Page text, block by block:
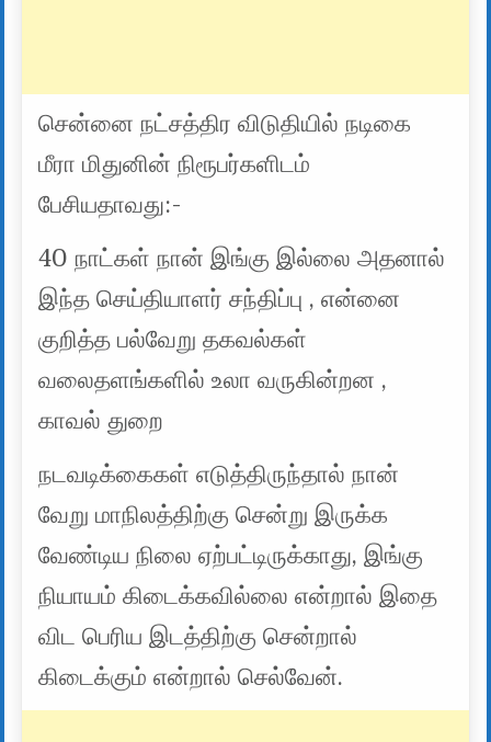
சென்னை நட்சத்திர விடுதியில் நடிகை
மீரா மிதுனின் நிரூபர்களிடம்
பேசியதாவது:-
40 நாட்கள் நான் இங்கு இல்லை அதனால்
இந்த செய்தியாளர் சந்திப்பு , என்னை
குறித்த பல்வேறு தகவல்கள்
வலைதளங்களில் உலா வருகின்றன ,
காவல் துறை
நடவடிக்கைகள் எடுத்திருந்தால் நான்
வேறு மாநிலத்திற்கு சென்று இருக்க
வேண்டிய நிலை ஏற்பட்டிருக்காது, இங்கு
நியாயம் கிடைக்கவில்லை என்றால் இதை
விட பெரிய இடத்திற்கு சென்றால்
கிடைக்கும் என்றால் செல்வேன்.